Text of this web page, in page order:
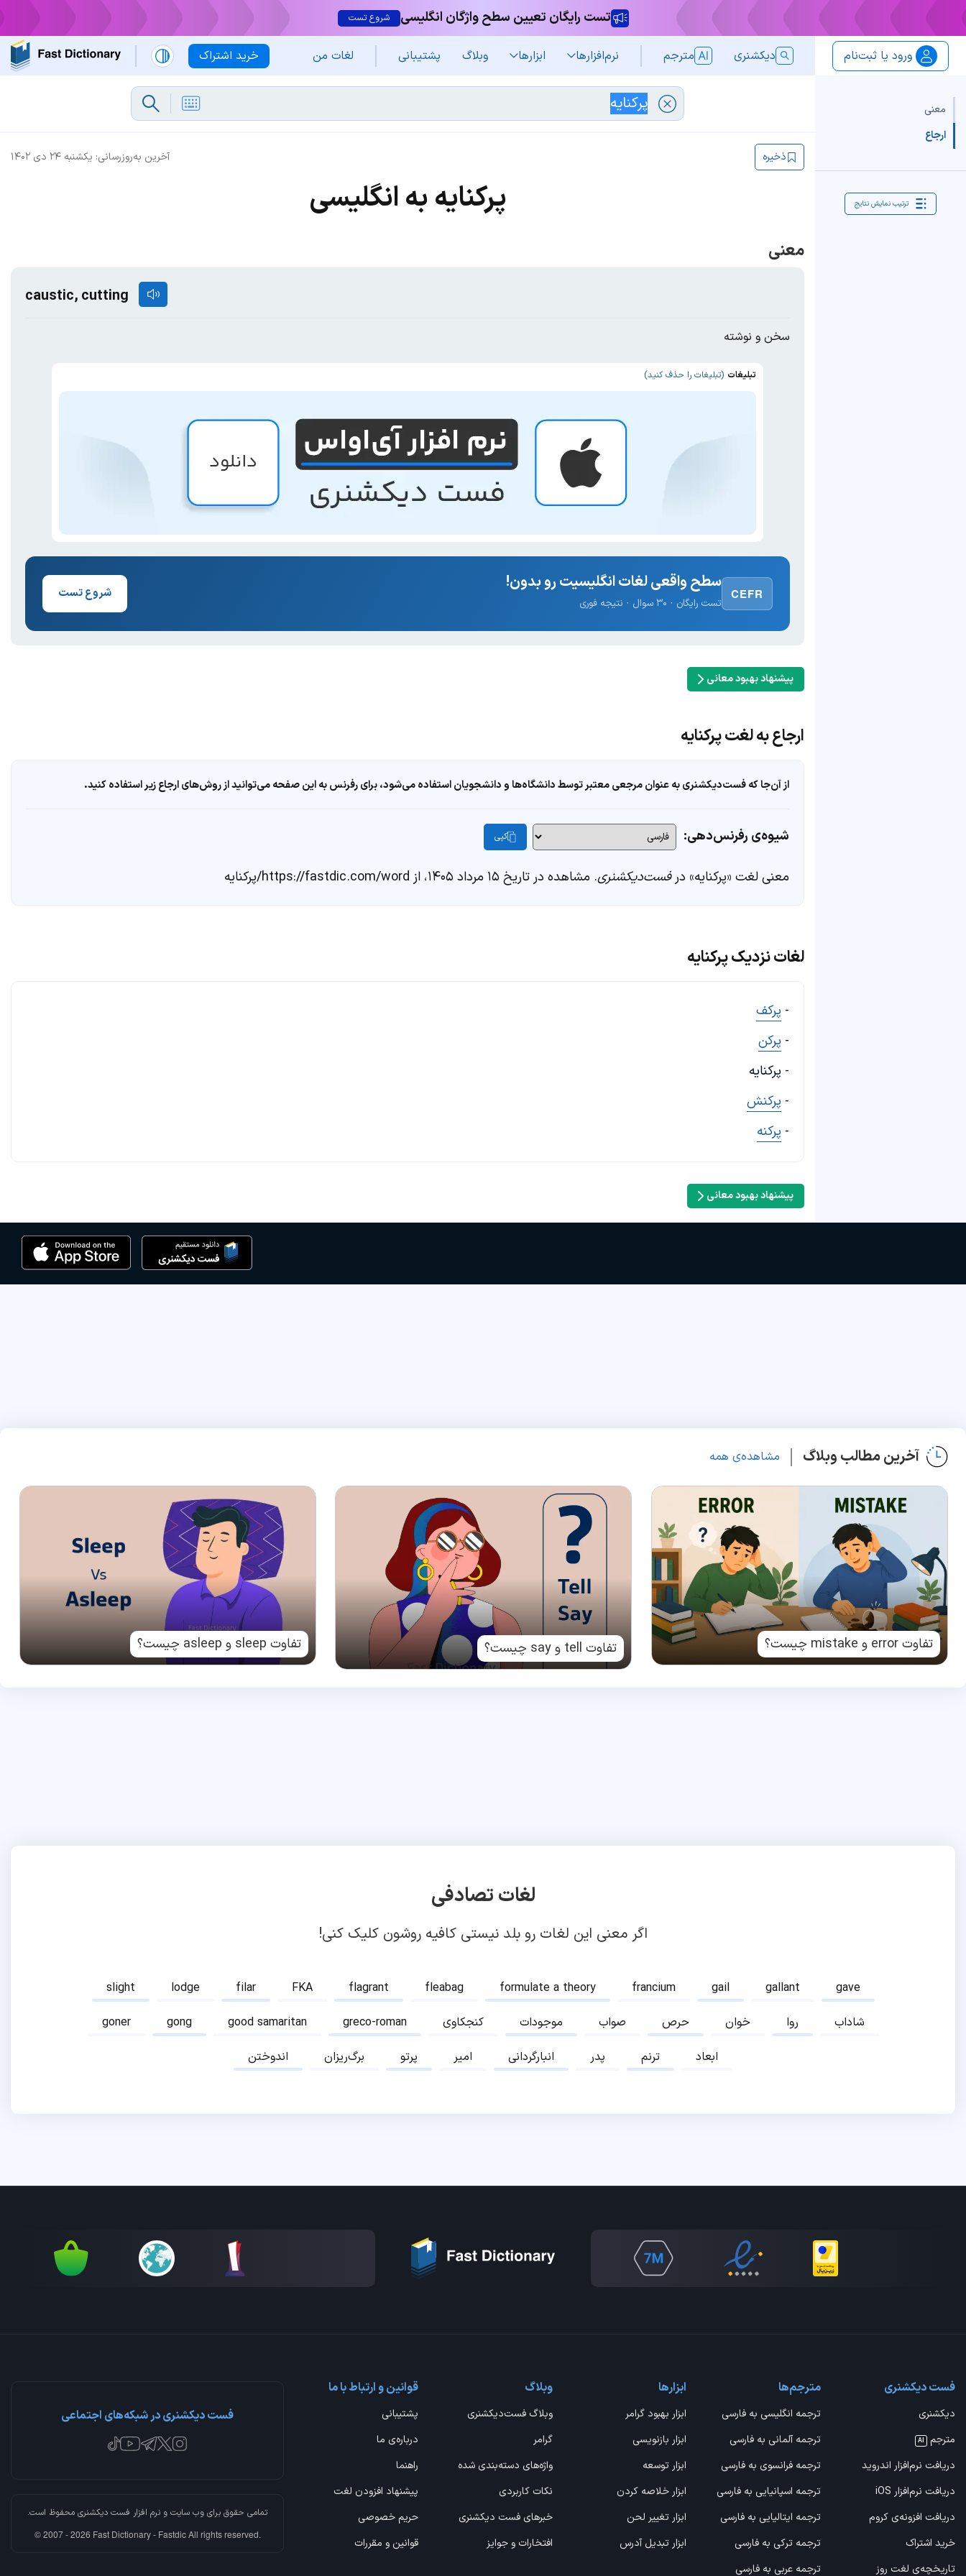
تست رایگان تعیین سطح واژگان انگلیسی شروع تست
خرید اشتراک ورود یا ثبت‌نام دیکشنری مترجم نرم‌افزار‌ها ابزارها وبلاگ پشتیبانی لغات من
معنی
ارجاع
ترتیب نمایش نتایج
آخرین به‌روزرسانی: یکشنبه ۲۴ دی ۱۴۰۲ ذخیره
پرکنایه به انگلیسی
معنی
caustic, cutting
سخن و نوشته
تبلیغات (تبلیغات را حذف کنید)
CEFR
سطح واقعی لغات انگلیسیت رو بدون!
تست رایگان · ۳۰ سوال · نتیجه فوری
شروع تست
پیشنهاد بهبود معانی
ارجاع به لغت پرکنایه
از آن‌جا که فست‌دیکشنری به عنوان مرجعی معتبر توسط دانشگاه‌ها و دانشجویان استفاده می‌شود، برای رفرنس به این صفحه می‌توانید از روش‌های ارجاع زیر استفاده کنید.
شیوه‌ی رفرنس‌دهی: کپی
معنی لغت «پرکنایه» درفست‌دیکشنری. مشاهده در تاریخ ۱۵ مرداد ۱۴۰۵، از https://fastdic.com/word/پرکنایه
لغات نزدیک پرکنایه
- پرکف
- پرکن
- پرکنایه
- پرکنش
- پرکنه
پیشنهاد بهبود معانی
آخرین مطالب وبلاگ مشاهده‌ی همه
تفاوت error و mistake چیست؟ تفاوت tell و say چیست؟ تفاوت sleep و asleep چیست؟
لغات تصادفی
اگر معنی این لغات رو بلد نیستی کافیه روشون کلیک کنی!
slight lodge filar FKA flagrant fleabag formulate a theory francium gail gallant
gave
goner
gong good samaritan greco-roman کنجکاوی موجودات صواب حرص خوان روا
شاداب
اندوختن
برگ‌ریزان پرتو امیر انبارگردانی پدر ترنم ابعاد
فست دیکشنری
دیکشنری
مترجم
AI
دریافت نرم‌افزار اندروید
دریافت نرم‌افزار iOS
دریافت افزونه‌ی کروم
خرید اشتراک
تاریخچه‌ی لغت روز
مترجم‌ها
ترجمه انگلیسی به فارسی
ترجمه آلمانی به فارسی
ترجمه فرانسوی به فارسی
ترجمه اسپانیایی به فارسی
ترجمه ایتالیایی به فارسی
ترجمه ترکی به فارسی
ترجمه عربی به فارسی
ابزارها
ابزار بهبود گرامر
ابزار بازنویسی
ابزار توسعه
ابزار خلاصه کردن
ابزار تغییر لحن
ابزار تبدیل آدرس
وبلاگ
وبلاگ فست‌دیکشنری
گرامر
واژه‌های دسته‌بندی شده
نکات کاربردی
خبرهای فست دیکشنری
افتخارات و جوایز
قوانین و ارتباط با ما
پشتیبانی
درباره‌ی ما
راهنما
پیشنهاد افزودن لغت
حریم خصوصی
قوانین و مقررات
فست دیکشنری در شبکه‌های اجتماعی
تمامی حقوق برای وب سایت و نرم افزار فست دیکشنریمحفوظ است.
© 2007 - 2026 Fast Dictionary - Fastdic All rights reserved.